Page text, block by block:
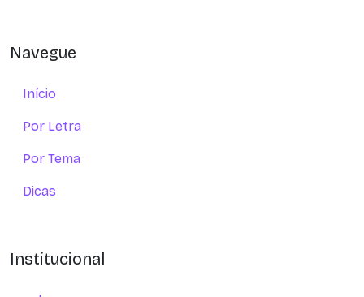
Navegue
Início
Por Letra
Por Tema
Dicas
Institucional